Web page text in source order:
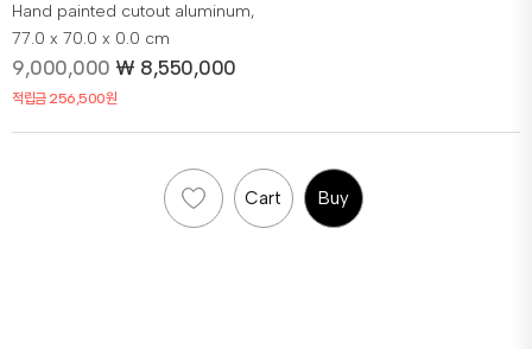
Hand painted cutout aluminum,
77.0 x 70.0 x 0.0 cm
9,000,000 ₩ 8,550,000
적립금 256,500원
Cart Buy